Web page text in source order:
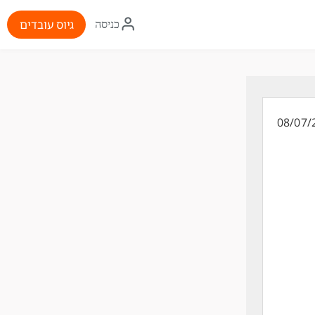
איקון
התחברות
כניסה גיוס עובדים
08/07/